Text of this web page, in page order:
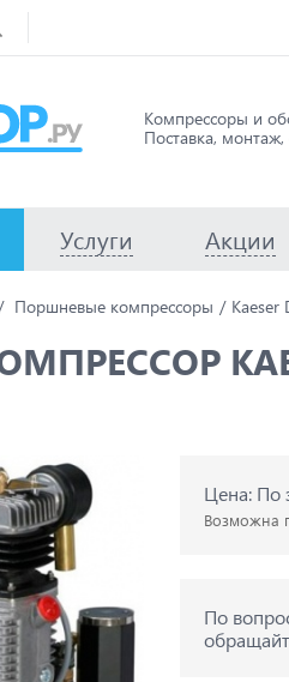
Компрессоры и
Поставка, монтаж,
Услуги Акции
Поршневые компрессоры Kaeser
Цена: По
Возможна
По